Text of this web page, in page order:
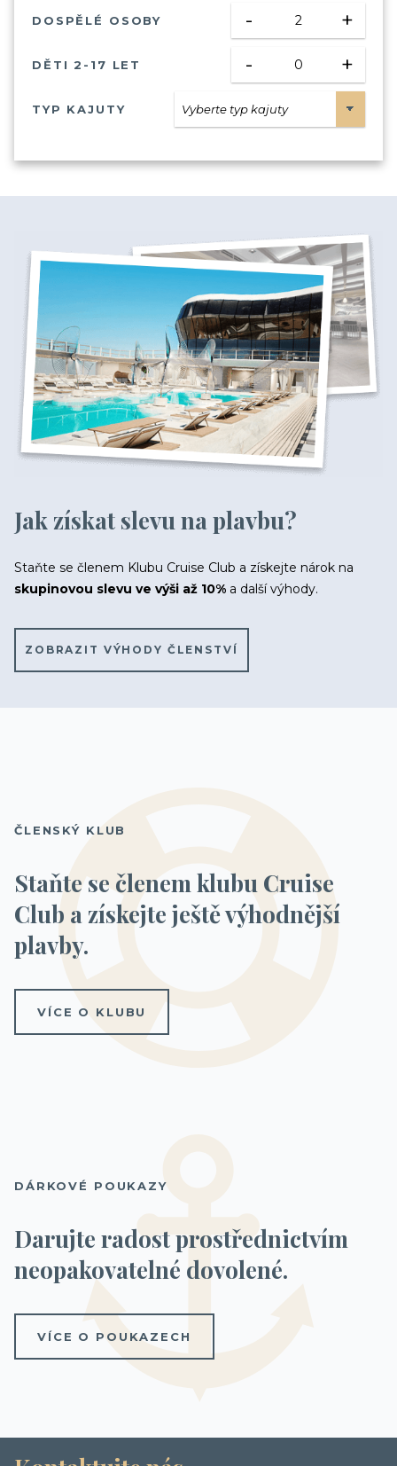
DOSPĚLÉ OSOBY - +
DĚTI 2-17 LET - +
TYP KAJUTY
VNITŘNÍ KAJUTA
Bella 11 100 Kč/ os.
11 600 Kč/ os.
Bella
Fantastica
19 300 Kč / os.
Jak získat slevu na plavbu?
Staňte se členem Klubu Cruise Club a získejte nárok na
skupinovou slevu ve výši až 10% a další výhody.
ZOBRAZIT VÝHODY ČLENSTVÍ
ČLENSKÝ KLUB
Staňte se členem klubu Cruise
Club a získejte ještě výhodnější
plavby.
VÍCE O KLUBU
DÁRKOVÉ POUKAZY
Darujte radost prostřednictvím
neopakovatelné dovolené.
VÍCE O POUKAZECH